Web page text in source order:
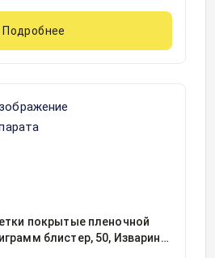
Подробнее
покрытые пленочной
блистер, 50, Изварино